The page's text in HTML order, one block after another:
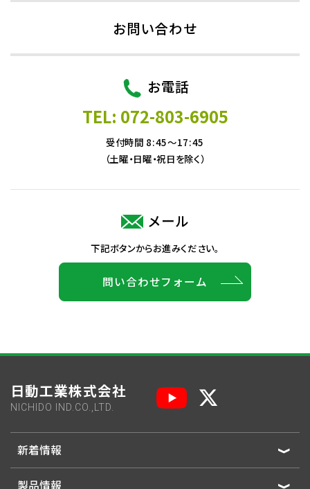
お問い合わせ
お電話
TEL: 072-803-6905
受付時間 8:45～17:45
（土曜・日曜・祝日を除く）
メール
下記ボタンからお進みください。
問い合わせフォーム
日動工業株式会社
NICHIDO IND.CO.,LTD.
新着情報
製品情報